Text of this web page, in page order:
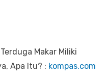
Makar Miliki
Apa Itu? : kompas.com